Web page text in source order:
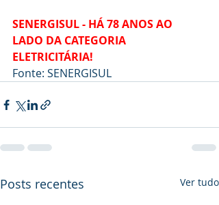
SENERGISUL - HÁ 78 ANOS AO
LADO DA CATEGORIA
ELETRICITÁRIA!
Fonte: SENERGISUL
Posts recentes Ver tudo